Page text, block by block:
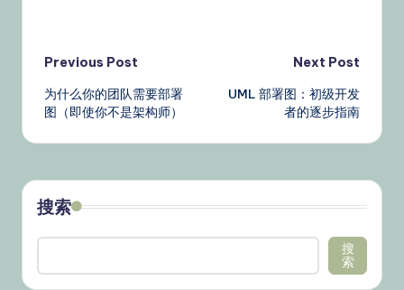
Post
navigation
Previous Post
为什么你的团队需要部署
图（即使你不是架构师）
Next Post
UML 部署图：初级开发
者的逐步指南
搜索
搜
索